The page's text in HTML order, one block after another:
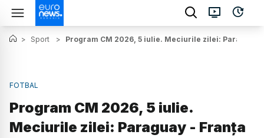
> Sport > Program CM 2026, 5 iulie. Meciurile zilei: Paraguay
FOTBAL
Program CM 2026, 5 iulie.
Meciurile zilei: Paraguay - Franța